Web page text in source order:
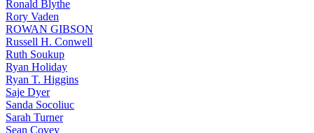
Ronald Blythe
Rory Vaden
ROWAN GIBSON
Russell H. Conwell
Ruth Soukup
Ryan Holiday
Ryan T. Higgins
Saje Dyer
Sanda Socoliuc
Sarah Turner
Sean Covey